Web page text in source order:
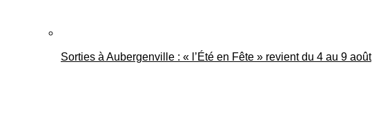
Sorties à Aubergenville : « l’Été en Fête » revient du 4 au 9 août